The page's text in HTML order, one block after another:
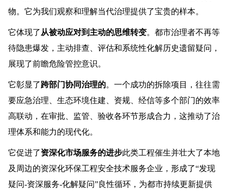
物。它为我们观察和理解当代治理提供了宝贵的样本。
它体现了 从被动应对到主动的思维转变。都市治理者不再等
待隐患爆发，主动排查、评估和系统性化解历史遗留疑问，
展现了前瞻危险管控意识。
它彰显了跨部门协同治理的。一个成功的拆除项目，往往需
要应急治理、生态环境住建、资规、经信等多个部门的效率
高联动，在审批、监管、验收各环节形成合力，这推动了治
理体系和能力的现代化。
它促进了资深化市场服务的进步此类工程催生并壮大了本地
及周边的资深化环保工程安全技术服务企业，形成了“发现
疑问-资深服务-化解疑问”良性循环，为都市持续更新提供